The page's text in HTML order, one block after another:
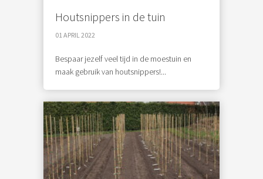
Houtsnippers in de tuin
01 APRIL 2022
Bespaar jezelf veel tijd in de moestuin en
maak gebruik van houtsnippers!...